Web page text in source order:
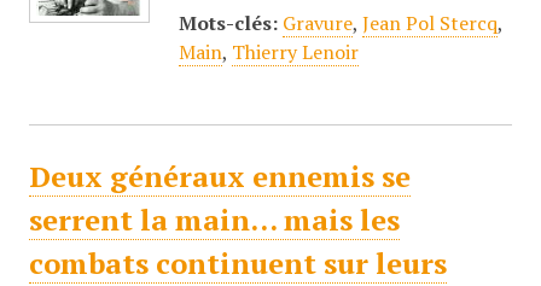
Mots-clés: Gravure, Jean Pol Stercq,
Main, Thierry Lenoir
Deux généraux ennemis se
serrent la main… mais les
combats continuent sur leurs